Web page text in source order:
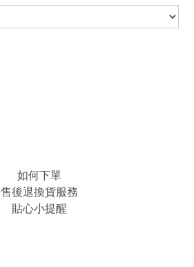
如何下單
售後退換貨服務
貼心小提醒